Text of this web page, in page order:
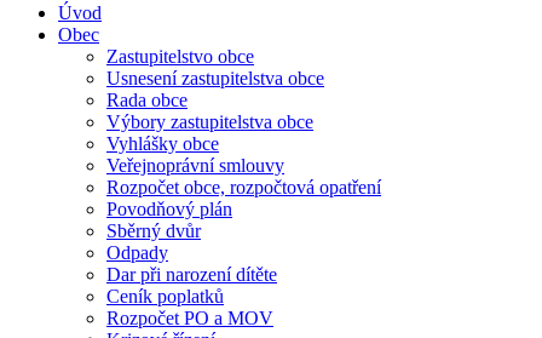
Úvod
Obec
Zastupitelstvo obce
Usnesení zastupitelstva obce
Rada obce
Výbory zastupitelstva obce
Vyhlášky obce
Veřejnoprávní smlouvy
Rozpočet obce, rozpočtová opatření
Povodňový plán
Sběrný dvůr
Odpady
Dar při narození dítěte
Ceník poplatků
Rozpočet PO a MOV